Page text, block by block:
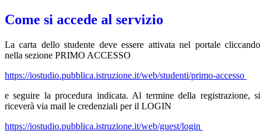
Come si accede al servizio
La carta dello studente deve essere attivata nel portale cliccando
nella sezione PRIMO ACCESSO
https://iostudio.pubblica.istruzione.it/web/studenti/primo-accesso
e seguire la procedura indicata. Al termine della registrazione, si
riceverà via mail le credenziali per il LOGIN
https://iostudio.pubblica.istruzione.it/web/guest/login